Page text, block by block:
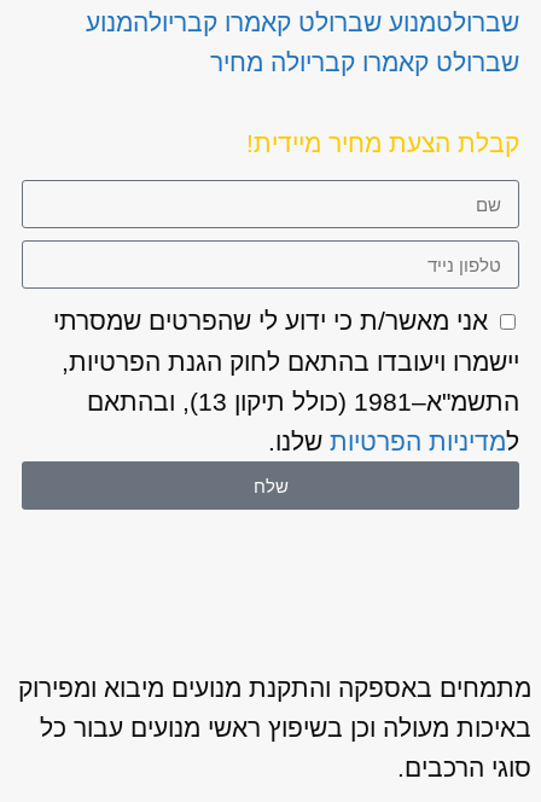
שברולטמנוע שברולט קאמרו קבריולהמנוע
שברולט קאמרו קבריולה מחיר
קבלת הצעת מחיר מיידית!
אני מאשר/ת כי ידוע לי שהפרטים שמסרתי
יישמרו ויעובדו בהתאם לחוק הגנת הפרטיות,
התשמ"א–1981 (כולל תיקון 13), ובהתאם
למדיניות הפרטיותשלנו.
שלח
מתמחים באספקה והתקנת מנועים מיבוא ומפירוק
באיכות מעולה וכן בשיפוץ ראשי מנועים עבור כל
סוגי הרכבים.